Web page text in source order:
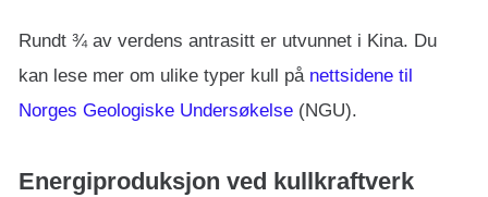
Rundt ¾ av verdens antrasitt er utvunnet i Kina. Du
kan lese mer om ulike typer kull på nettsidene til
Norges Geologiske Undersøkelse (NGU).
Energiproduksjon ved kullkraftverk